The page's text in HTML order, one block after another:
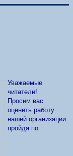
Уважаемые
читатели!
Просим вас
оценить работу
нашей организации
пройдя по